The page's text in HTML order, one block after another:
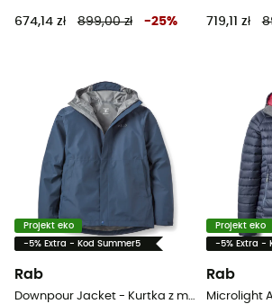
674,14 zł 899,00 zł -25% 719,11 zł
Projekt eko
-5% Extra - Kod Summer5
Rab
Downpour Jacket - Kurtka z membraną meska
Projekt eko
-5% Extra -
Rab